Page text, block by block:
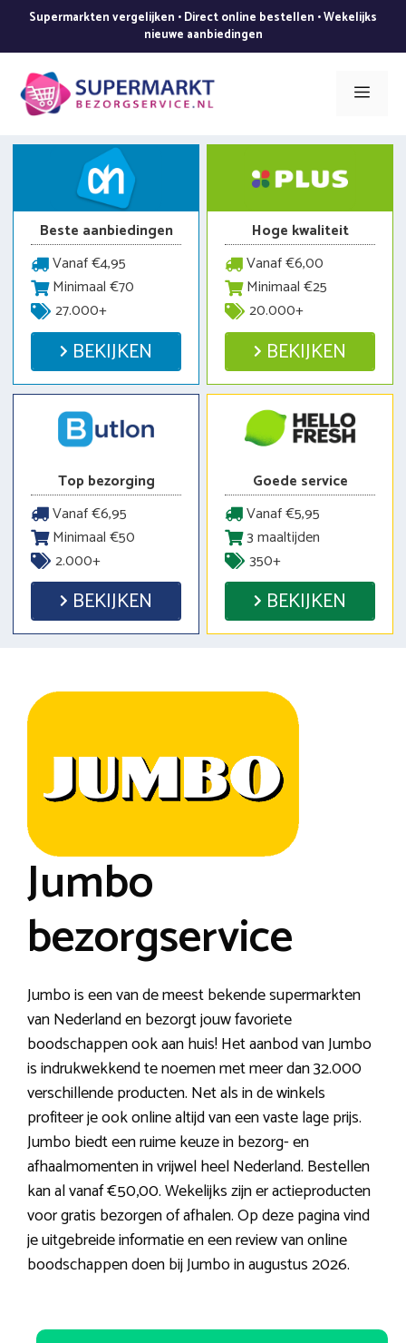
de
inhoud
Supermarkten vergelijken • Direct online bestellen • Wekelijks
nieuwe aanbiedingen
Menu
Beste aanbiedingen
Vanaf €4,95
Minimaal €70
27.000+
BEKIJKEN
Hoge kwaliteit
Vanaf €6,00
Minimaal €25
20.000+
BEKIJKEN
Top bezorging
Vanaf €6,95
Minimaal €50
2.000+
BEKIJKEN
Goede service
Vanaf €5,95
3 maaltijden
350+
BEKIJKEN
Jumbo
bezorgservice
Jumbo is een van de meest bekende supermarkten
van Nederland en bezorgt jouw favoriete
boodschappen ook aan huis! Het aanbod van Jumbo
is indrukwekkend te noemen met meer dan 32.000
verschillende producten. Net als in de winkels
profiteer je ook online altijd van een vaste lage prijs.
Jumbo biedt een ruime keuze in bezorg- en
afhaalmomenten in vrijwel heel Nederland. Bestellen
kan al vanaf €50,00. Wekelijks zijn er actieproducten
voor gratis bezorgen of afhalen. Op deze pagina vind
je uitgebreide informatie en een review van online
boodschappen doen bij Jumbo in augustus 2026.